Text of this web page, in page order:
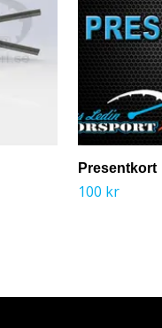
Presentkort
100 kr